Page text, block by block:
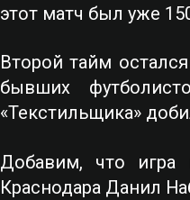
этот матч был уже
Второй тайм
бывших
«Текстильщика»
Добавим, что игра
Краснодара Данил